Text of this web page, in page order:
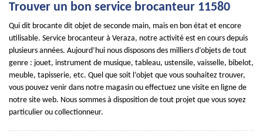
Trouver un bon service brocanteur 11580
Qui dit brocante dit objet de seconde main, mais en bon état et encore
utilisable. Service brocanteur à Veraza, notre activité est en cours depuis
plusieurs années. Aujourd’hui nous disposons des milliers d’objets de tout
genre : jouet, instrument de musique, tableau, ustensile, vaisselle, bibelot,
meuble, tapisserie, etc. Quel que soit l’objet que vous souhaitez trouver,
vous pouvez venir dans notre magasin ou effectuez une visite en ligne de
notre site web. Nous sommes à disposition de tout projet que vous soyez
particulier ou collectionneur.